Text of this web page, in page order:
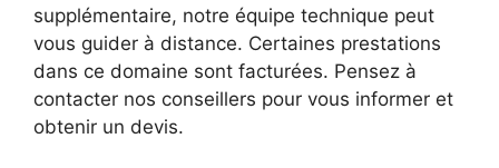
supplémentaire, notre équipe technique peut
vous guider à distance. Certaines prestations
dans ce domaine sont facturées. Pensez à
contacter nos conseillers pour vous informer et
obtenir un devis.